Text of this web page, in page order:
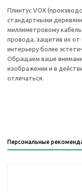
Плинтус VOX
стандартными
миллиметровому
провода, защитив их от
интерьеру более
Обращаем ваше
изображении и в
отличаться.
Персональные